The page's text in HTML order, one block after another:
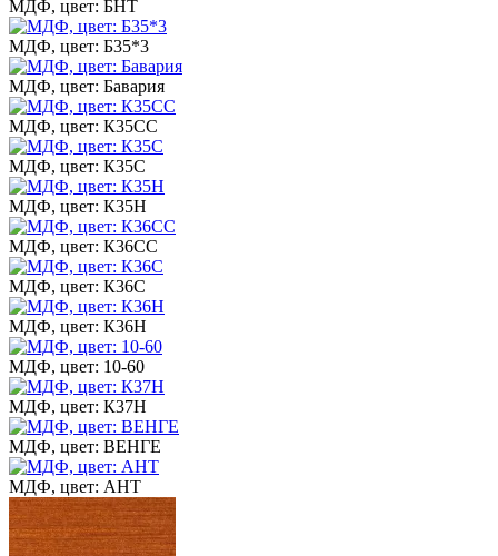
МДФ, цвет: БНТ
МДФ, цвет: Б35*3
МДФ, цвет: Бавария
МДФ, цвет: К35СС
МДФ, цвет: К35С
МДФ, цвет: К35Н
МДФ, цвет: К36СС
МДФ, цвет: К36С
МДФ, цвет: К36Н
МДФ, цвет: 10-60
МДФ, цвет: К37Н
МДФ, цвет: ВЕНГЕ
МДФ, цвет: АНТ